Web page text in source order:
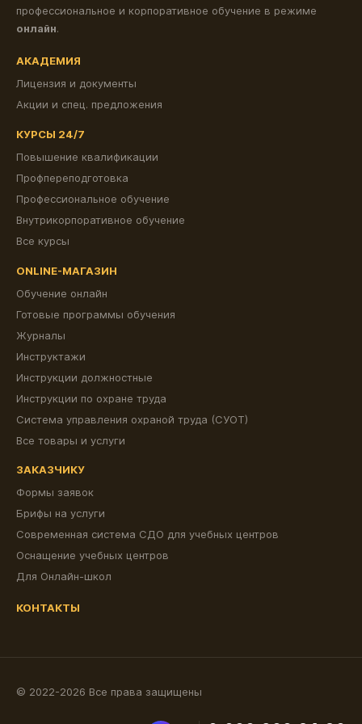
профессиональное и корпоративное обучение в режиме
онлайн.
АКАДЕМИЯ
Лицензия и документы
Акции и спец. предложения
КУРСЫ 24/7
Повышение квалификации
Профпереподготовка
Профессиональное обучение
Внутрикорпоративное обучение
Все курсы
ONLINE-МАГАЗИН
Обучение онлайн
Готовые программы обучения
Журналы
Инструктажи
Инструкции должностные
Инструкции по охране труда
Система управления охраной труда (СУОТ)
Все товары и услуги
ЗАКАЗЧИКУ
Формы заявок
Брифы на услуги
Современная система СДО для учебных центров
Оснащение учебных центров
Для Онлайн-школ
КОНТАКТЫ
© 2022-2026 Все права защищены